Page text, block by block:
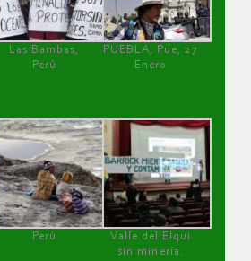
Las Bambas,
Perú
PUEBLA, Pue, 27
Enero
Perú
Valle del Elqui
sin minería.